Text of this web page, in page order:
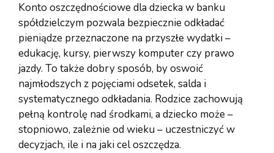
Konto oszczędnościowe dla dziecka w banku
spółdzielczym pozwala bezpiecznie odkładać
pieniądze przeznaczone na przyszłe wydatki –
edukację, kursy, pierwszy komputer czy prawo
jazdy. To także dobry sposób, by oswoić
najmłodszych z pojęciami odsetek, salda i
systematycznego odkładania. Rodzice zachowują
pełną kontrolę nad środkami, a dziecko może –
stopniowo, zależnie od wieku – uczestniczyć w
decyzjach, ile i na jaki cel oszczędza.